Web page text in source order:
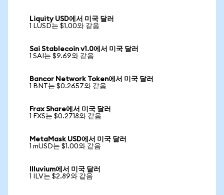
Liquity USD에서 미국 달러
1 LUSD는 $1.00와 같음
Sai Stablecoin v1.0에서 미국 달러
1 SAI는 $9.69와 같음
Bancor Network Token에서 미국 달러
1 BNT는 $0.2657와 같음
Frax Share에서 미국 달러
1 FXS는 $0.2718와 같음
MetaMask USD에서 미국 달러
1 mUSD는 $1.00와 같음
Illuvium에서 미국 달러
1 ILV는 $2.89와 같음